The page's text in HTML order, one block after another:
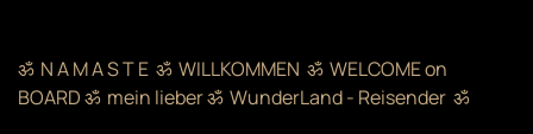
ॐ N A M A S T E ॐ WILLKOMMEN ॐ WELCOME on
BOARD ॐ mein lieber ॐ WunderLand - Reisender ॐ